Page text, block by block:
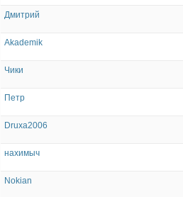
Дмитрий
Akademik
Чики
Петр
Druxa2006
нахимыч
Nokian